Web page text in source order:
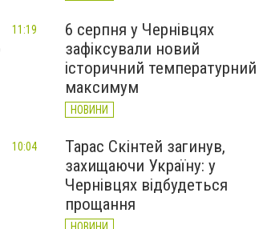
6 серпня у Чернівцях
зафіксували новий
історичний температурний
максимум
НОВИНИ
11:19
Тарас Скінтей загинув,
захищаючи Україну: у
Чернівцях відбудеться
прощання
10:04